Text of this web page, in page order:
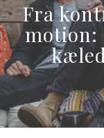
Fra
motion: